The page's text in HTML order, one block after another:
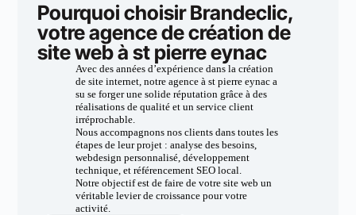
Pourquoi choisir Brandeclic,
votre agence de création de
site web à st pierre eynac
Avec des années d’expérience dans la création
de site internet, notre agence à st pierre eynac a
su se forger une solide réputation grâce à des
réalisations de qualité et un service client
irréprochable.
Nous accompagnons nos clients dans toutes les
étapes de leur projet : analyse des besoins,
webdesign personnalisé, développement
technique, et référencement SEO local.
Notre objectif est de faire de votre site web un
véritable levier de croissance pour votre
activité.